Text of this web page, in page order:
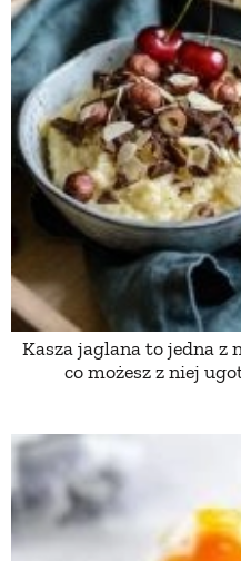
Kasza jaglana to jedna z
co możesz z niej